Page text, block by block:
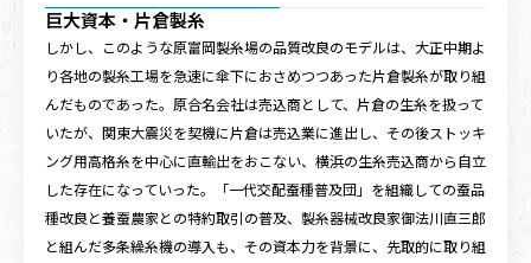
巨大資本・片倉製糸
しかし、このような原富岡製糸場の品質改良のモデルは、大正中期よ
り各地の製糸工場を急速に傘下におさめつつあった片倉製糸が取り組
んだものであった。原合名会社は売込商として、片倉の生糸を扱って
いたが、関東大震災を契機に片倉は売込業に進出し、その後ストッキ
ング用高格糸を中心に直輸出をおこない、横浜の生糸売込商から自立
した存在になっていった。「一代交配蚕種普及団」を組織しての蚕品
種改良と養蚕農家との特約取引の普及、製糸器械改良家御法川直三郎
と組んだ多条繰糸機の導入も、その資本力を背景に、先取的に取り組